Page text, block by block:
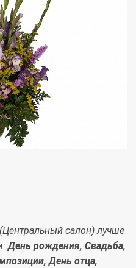
салон) лучше
День рождения, Свадьба,
День отца,